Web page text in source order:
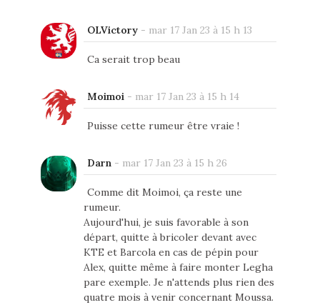
OLVictory- mar 17 Jan 23 à 15 h 13
Ca serait trop beau
Moimoi- mar 17 Jan 23 à 15 h 14
Puisse cette rumeur être vraie !
Darn- mar 17 Jan 23 à 15 h 26
Comme dit Moimoi, ça reste une
rumeur.
Aujourd'hui, je suis favorable à son
départ, quitte à bricoler devant avec
KTE et Barcola en cas de pépin pour
Alex, quitte même à faire monter Legha
pare exemple. Je n'attends plus rien des
quatre mois à venir concernant Moussa.